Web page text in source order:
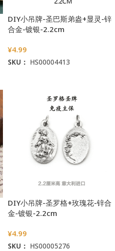
DIY小吊牌-圣巴斯弟盎+显灵-锌
合金-镀银-2.2cm
¥4.99
SKU： HS00004413
DIY小吊牌-圣罗格+玫瑰花-锌合
金-镀银-2.2cm
¥4.99
SKU： HS00005276